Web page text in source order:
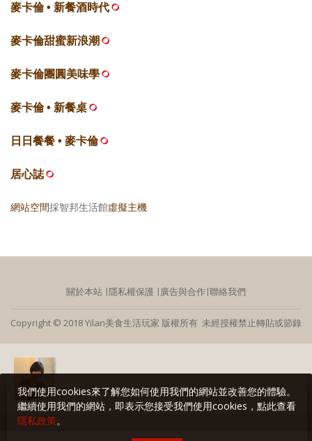
麥卡倫 • 新餐酒時代
麥卡倫甜蜜新浪潮
麥卡倫團圓美味學
麥卡倫 • 新餐桌
日日餐餐 • 麥卡倫
居心誌
網站空間採智邦生活館虛擬主機
關於本站 ∣隱私權保護 ∣廣告與合作∣聯絡我們
Copyright © 2018 Yilan美食生活玩家 版權所有 未經授權禁止轉貼或節錄
我們使用cookies來了解您如何使用我們的網站並改善您的體驗。
繼續使用我們的網站，即表示您接受我們使用cookies，點此查看
隱私政策。